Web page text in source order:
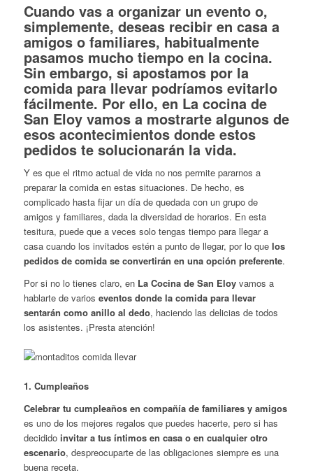
Cuando vas a organizar un eventoo,
simplemente, deseas recibir en casa a
amigos o familiares, habitualmente
pasamos mucho tiempo en la cocina.
Sin embargo, si apostamos por la
comida para llevarpodríamos evitarlo
fácilmente. Por ello, en La cocina de
San Eloyvamos a mostrarte algunos de
esos acontecimientos donde estos
pedidos te solucionarán la vida.
Y es que el ritmo actual de vida no nos permite pararnos a
preparar la comida en estas situaciones. De hecho, es
complicado hasta fijar un día de quedada con un grupo de
amigos y familiares, dada la diversidad de horarios. En esta
tesitura, puede que a veces solo tengas tiempo para llegar a
casa cuando los invitados estén a punto de llegar, por lo que los
pedidos de comida se convertirán en una opción preferente.
Por si no lo tienes claro, en La Cocina de San Eloyvamos a
hablarte de varios eventos donde la comida para llevar
sentarán como anillo al dedo, haciendo las delicias de todos
los asistentes. ¡Presta atención!
1. Cumpleaños
Celebrar tu cumpleaños en compañía de familiares y amigos
es uno de los mejores regalos que puedes hacerte, pero si has
decidido invitar a tus íntimos en casa o en cualquier otro
escenario, despreocuparte de las obligaciones siempre es una
buena receta.